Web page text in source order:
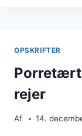
OPSKRIFTER
rejer
Af 14.